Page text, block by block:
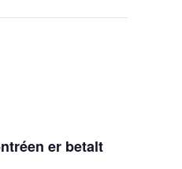
er betalt